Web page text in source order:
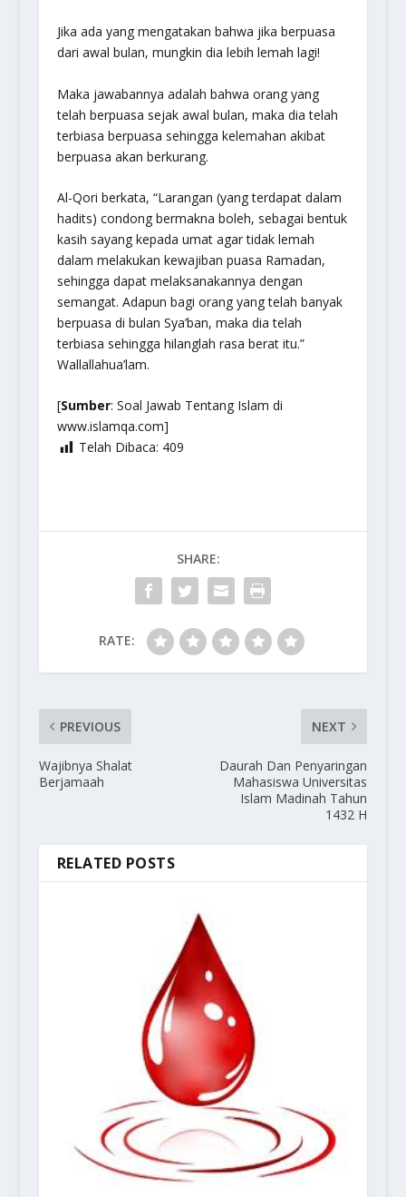
Jika ada yang mengatakan bahwa jika berpuasa
dari awal bulan, mungkin dia lebih lemah lagi!
Maka jawabannya adalah bahwa orang yang
telah berpuasa sejak awal bulan, maka dia telah
terbiasa berpuasa sehingga kelemahan akibat
berpuasa akan berkurang.
Al-Qori berkata, “Larangan (yang terdapat dalam
hadits) condong bermakna boleh, sebagai bentuk
kasih sayang kepada umat agar tidak lemah
dalam melakukan kewajiban puasa Ramadan,
sehingga dapat melaksanakannya dengan
semangat. Adapun bagi orang yang telah banyak
berpuasa di bulan Sya’ban, maka dia telah
terbiasa sehingga hilanglah rasa berat itu.”
Wallallahua’lam.
[Sumber: Soal Jawab Tentang Islam di
www.islamqa.com]
Telah Dibaca: 409
SHARE:
RATE:
PREVIOUS
Wajibnya Shalat
Berjamaah
NEXT
Daurah Dan Penyaringan
Mahasiswa Universitas
Islam Madinah Tahun
1432 H
RELATED POSTS